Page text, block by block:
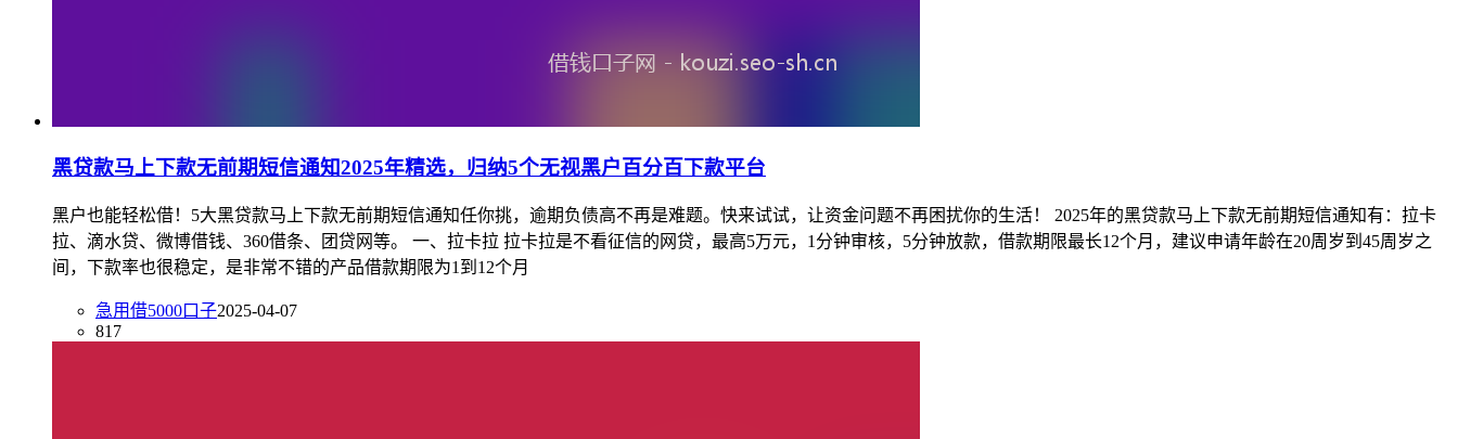
黑贷款马上下款无前期短信通知2025年精选，归纳5个无视黑户百分百下款平台
黑户也能轻松借！5大黑贷款马上下款无前期短信通知任你挑，逾期负债高不再是难题。快来试试，让资金问题不再困扰你的生活！ 2025年的黑贷款马上下款无前期短信通知有：拉卡
拉、滴水贷、微博借钱、360借条、团贷网等。 一、拉卡拉 拉卡拉是不看征信的网贷，最高5万元，1分钟审核，5分钟放款，借款期限最长12个月，建议申请年龄在20周岁到45周岁之
间，下款率也很稳定，是非常不错的产品借款期限为1到12个月
急用借5000口子2025-04-07
817